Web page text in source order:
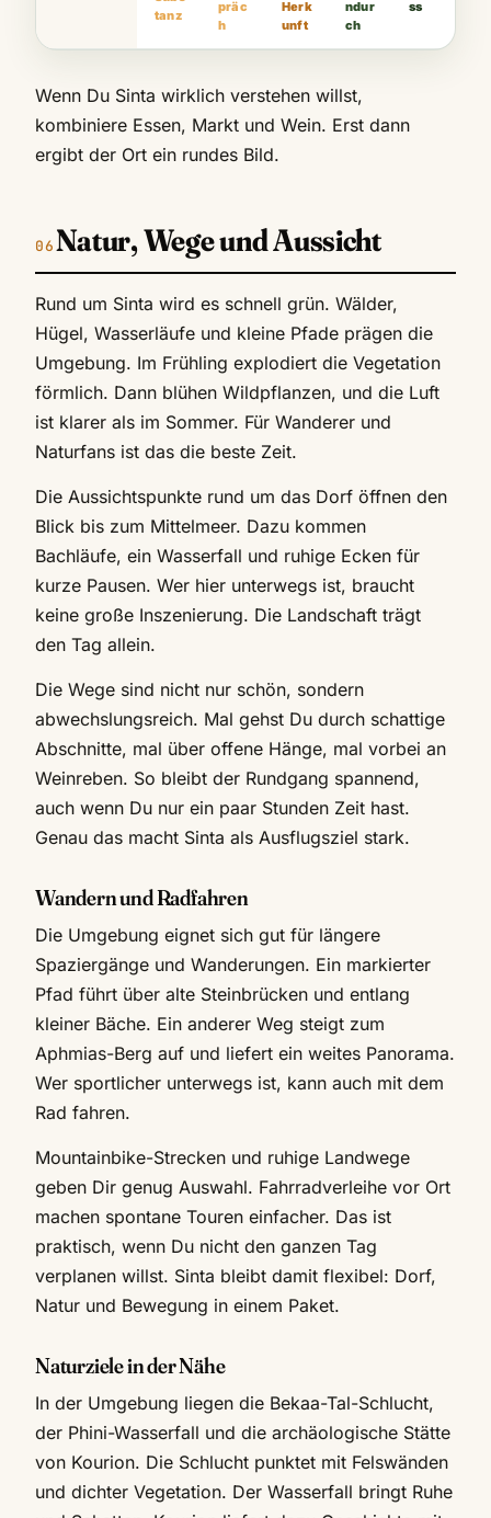
tanz
präc
h
Herk
unft
ndur
ch
ss
Wenn Du Sinta wirklich verstehen willst,
kombiniere Essen, Markt und Wein. Erst dann
ergibt der Ort ein rundes Bild.
Natur, Wege und Aussicht
Rund um Sinta wird es schnell grün. Wälder,
Hügel, Wasserläufe und kleine Pfade prägen die
Umgebung. Im Frühling explodiert die Vegetation
förmlich. Dann blühen Wildpflanzen, und die Luft
ist klarer als im Sommer. Für Wanderer und
Naturfans ist das die beste Zeit.
Die Aussichtspunkte rund um das Dorf öffnen den
Blick bis zum Mittelmeer. Dazu kommen
Bachläufe, ein Wasserfall und ruhige Ecken für
kurze Pausen. Wer hier unterwegs ist, braucht
keine große Inszenierung. Die Landschaft trägt
den Tag allein.
Die Wege sind nicht nur schön, sondern
abwechslungsreich. Mal gehst Du durch schattige
Abschnitte, mal über offene Hänge, mal vorbei an
Weinreben. So bleibt der Rundgang spannend,
auch wenn Du nur ein paar Stunden Zeit hast.
Genau das macht Sinta als Ausflugsziel stark.
Wandern und Radfahren
Die Umgebung eignet sich gut für längere
Spaziergänge und Wanderungen. Ein markierter
Pfad führt über alte Steinbrücken und entlang
kleiner Bäche. Ein anderer Weg steigt zum
Aphmias-Berg auf und liefert ein weites Panorama.
Wer sportlicher unterwegs ist, kann auch mit dem
Rad fahren.
Mountainbike-Strecken und ruhige Landwege
geben Dir genug Auswahl. Fahrradverleihe vor Ort
machen spontane Touren einfacher. Das ist
praktisch, wenn Du nicht den ganzen Tag
verplanen willst. Sinta bleibt damit flexibel: Dorf,
Natur und Bewegung in einem Paket.
Naturziele in der Nähe
In der Umgebung liegen die Bekaa-Tal-Schlucht,
der Phini-Wasserfall und die archäologische Stätte
von Kourion. Die Schlucht punktet mit Felswänden
und dichter Vegetation. Der Wasserfall bringt Ruhe